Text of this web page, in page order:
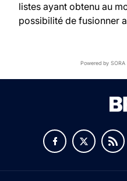
listes ayant obtenu au
possibilité de fusionner
Powered by